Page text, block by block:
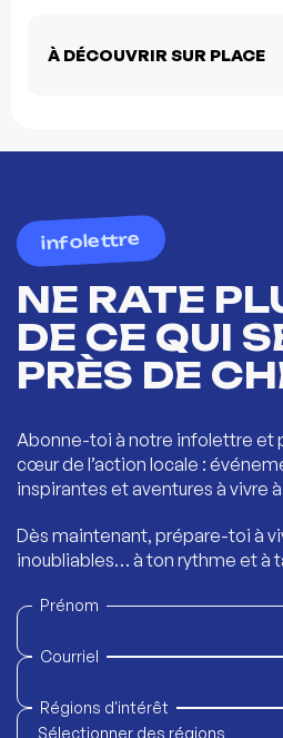
À DÉCOUVRIR SUR PLACE
infolettre
NE RATE
DE CE QUI
PRÈS DE
Abonne-toi à notre infolettre et
cœur de l’action locale :
inspirantes et aventures à vivre
Dès maintenant, prépare-toi à
inoubliables… à ton rythme et à
Prénom
Courriel
Régions d'intérêt
Sélectionner des régions